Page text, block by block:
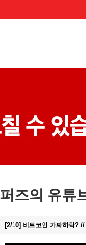
퍼즈의 유튜
[2/10] 비트코인 가짜하락?